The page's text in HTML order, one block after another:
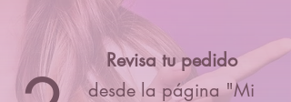
Revisa tu pedido
desde la página "Mi